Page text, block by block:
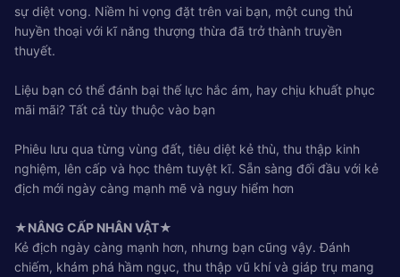
sự diệt vong. Niềm hi vọng đặt trên vai bạn, một cung thủ
huyền thoại với kĩ năng thượng thừa đã trở thành truyền
thuyết.
Liệu bạn có thể đánh bại thế lực hắc ám, hay chịu khuất phục
mãi mãi? Tất cả tùy thuộc vào bạn
Phiêu lưu qua từng vùng đất, tiêu diệt kẻ thù, thu thập kinh
nghiệm, lên cấp và học thêm tuyệt kĩ. Sẵn sàng đối đầu với kẻ
địch mới ngày càng mạnh mẽ và nguy hiểm hơn
★NÂNG CẤP NHÂN VẬT★
Kẻ địch ngày càng mạnh hơn, nhưng bạn cũng vậy. Đánh
chiếm, khám phá hầm ngục, thu thập vũ khí và giáp trụ mang